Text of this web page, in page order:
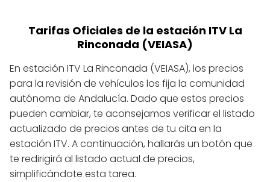
Tarifas Oficiales de la estación ITV La
Rinconada (VEIASA)
En estación ITV La Rinconada (VEIASA), los precios
para la revisión de vehículos los fija la comunidad
autónoma de Andalucía. Dado que estos precios
pueden cambiar, te aconsejamos verificar el listado
actualizado de precios antes de tu cita en la
estación ITV. A continuación, hallarás un botón que
te redirigirá al listado actual de precios,
simplificándote esta tarea.